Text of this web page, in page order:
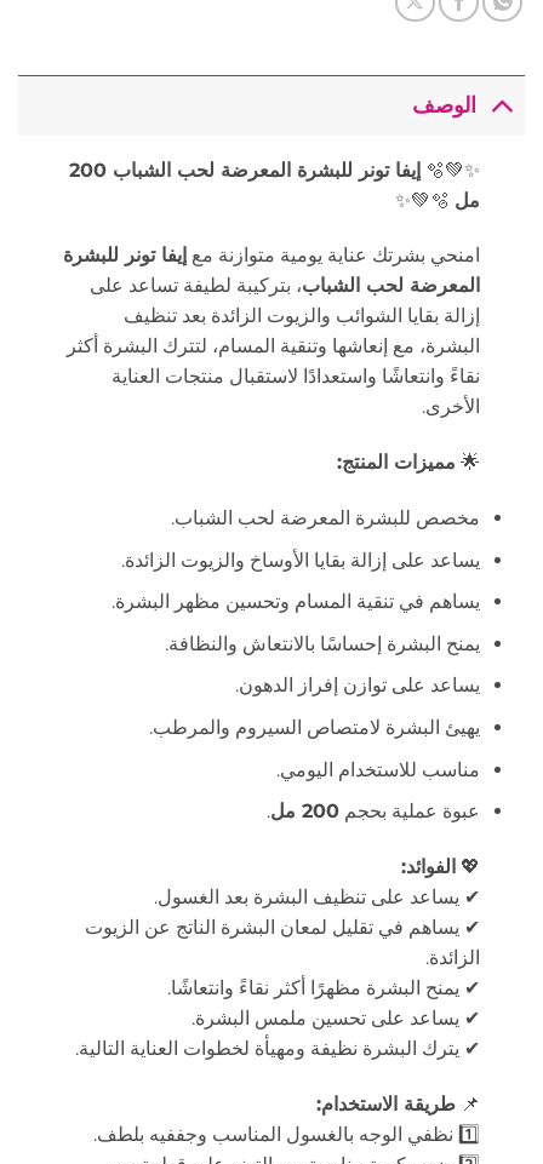
الوصف
✨💚🫧
إيفا تونر للبشرة المعرضة لحب الشباب 200
مل
امنحي بشرتك عناية يومية متوازنة مع إيفا تونر للبشرة
المعرضة لحب الشباب، بتركيبة لطيفة تساعد على
إزالة بقايا الشوائب والزيوت الزائدة بعد تنظيف
البشرة، مع إنعاشها وتنقية المسام، لتترك البشرة أكثر
نقاءً وانتعاشًا واستعدادًا لاستقبال منتجات العناية
الأخرى.
🌟 مميزات المنتج:
مخصص للبشرة المعرضة لحب الشباب.
يساعد على إزالة بقايا الأوساخ والزيوت الزائدة.
يساهم في تنقية المسام وتحسين مظهر البشرة.
يمنح البشرة إحساسًا بالانتعاش والنظافة.
يساعد على توازن إفراز الدهون.
يهيئ البشرة لامتصاص السيروم والمرطب.
مناسب للاستخدام اليومي.
عبوة عملية بحجم 200 مل .
💖 الفوائد:
✔ يساعد على تنظيف البشرة بعد الغسول.
✔ يساهم في تقليل لمعان البشرة الناتج عن الزيوت
الزائدة.
✔ يمنح البشرة مظهرًا أكثر نقاءً وانتعاشًا.
✔ يساعد على تحسين ملمس البشرة.
✔ يترك البشرة نظيفة ومهيأة لخطوات العناية التالية.
📌 طريقة الاستخدام:
1️⃣ نظفي الوجه بالغسول المناسب وجففيه بلطف.